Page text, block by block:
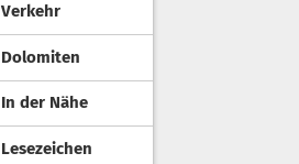
Verkehr
Dolomiten
In der Nähe
Lesezeichen